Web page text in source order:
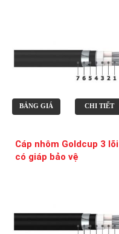
BẢNG GIÁ CHI TIẾT
Cáp nhôm Goldcup 3 lõi
có giáp bảo vệ